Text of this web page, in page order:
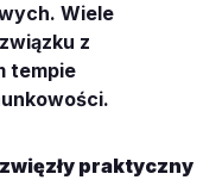
Wiele
z
tempie
praktyczny